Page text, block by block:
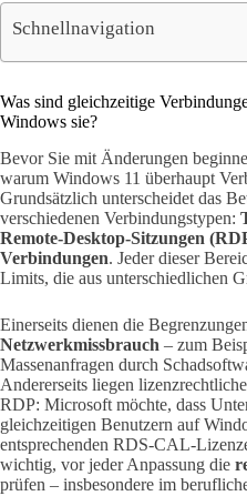
Schnellnavigation
Was sind gleichzeitige
Windows sie?
Bevor Sie mit Änderungen
warum Windows 11 überhaupt
Grundsätzlich unterscheidet das
verschiedenen Verbindungstypen:
Remote-Desktop-Sitzungen
Verbindungen. Jeder dieser
Limits, die aus unterschiedlichen
Einerseits dienen die
Netzwerkmissbrauch – zum
Massenanfragen durch
Andererseits liegen
RDP: Microsoft möchte, dass
gleichzeitigen Benutzern auf
entsprechenden RDS-CAL-
wichtig, vor jeder Anpassung die
prüfen – insbesondere im